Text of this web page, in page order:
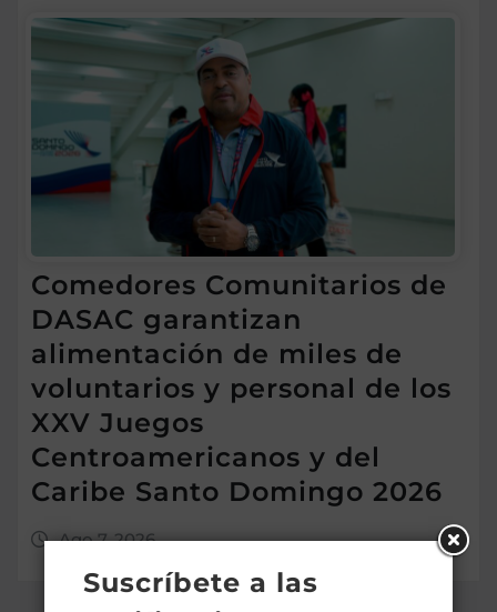
Comedores Comunitarios de
DASAC garantizan
alimentación de miles de
voluntarios y personal de los
XXV Juegos
Centroamericanos y del
Caribe Santo Domingo 2026
Ago 7, 2026
Suscríbete a las